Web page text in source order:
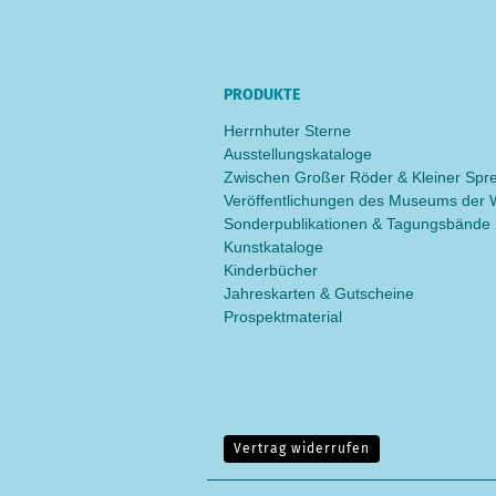
PRODUKTE
Herrnhuter Sterne
Ausstellungskataloge
Zwischen Großer Röder & Kleiner
Veröffentlichungen des Museums der
Sonderpublikationen & Tagungsbände
Kunstkataloge
Kinderbücher
Jahreskarten & Gutscheine
Prospektmaterial
Vertrag widerrufen